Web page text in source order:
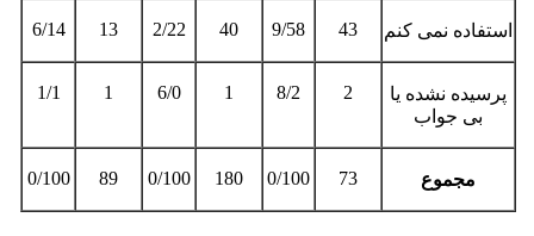
استفاده نمی کنم 43
9/58
40
2/22
13
6/14
پرسیده نشده یا
بی جواب
2
8/2
1
6/0
1
1/1
مجموع 73
0/100
180
0/100
89
0/100